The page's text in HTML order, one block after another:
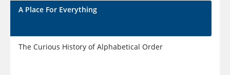
A Place For Everything
The Curious History of Alphabetical Order